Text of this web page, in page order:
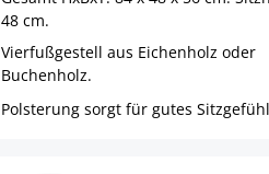
48 cm.
Vierfußgestell aus Eichenholz oder
Buchenholz.
Polsterung sorgt für gutes